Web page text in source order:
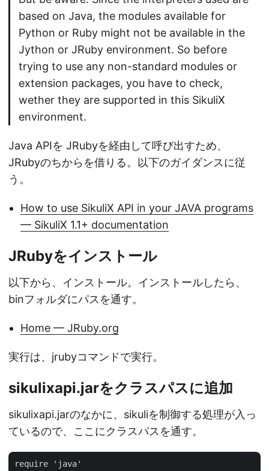
based on Java, the modules available for
Python or Ruby might not be available in the
Jython or JRuby environment. So before
trying to use any non-standard modules or
extension packages, you have to check,
wether they are supported in this SikuliX
environment.
Java APIを JRubyを経由して呼び出すため、
JRubyのちからを借りる。以下のガイダンスに従
う。
How to use SikuliX API in your JAVA programs
— SikuliX 1.1+ documentation
JRubyをインストール
以下から、インストール。インストールしたら、
binフォルダにパスを通す。
Home — JRuby.org
実行は、jrubyコマンドで実行。
sikulixapi.jarをクラスパスに追加
sikulixapi.jarのなかに、sikuliを制御する処理が入っ
ているので、ここにクラスパスを通す。
require 'java'